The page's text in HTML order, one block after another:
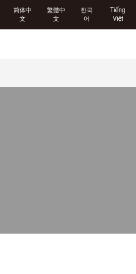
简体中
文
繁體中
文
한국
어
Tiếng
Việt